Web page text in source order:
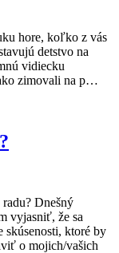
hore, koľko z vás
detstvo na
vidiecku
zimovali na p…
Dnešný
vyjasniť, že sa
skúsenosti, ktoré by
o mojich/vašich